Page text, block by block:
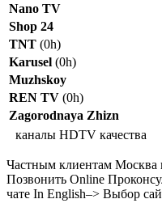
Nano TV
Shop 24
TNT (0h)
Karusel (0h)
Muzhskoy
REN TV (0h)
Zagorodnaya Zhizn
каналы HDTV качества
Частным клиентам
Позвонить Online
чате In English–> Выбор